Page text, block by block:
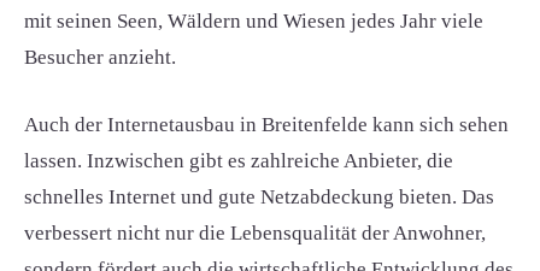
mit seinen Seen, Wäldern und Wiesen jedes Jahr viele
Besucher anzieht.
Auch der Internetausbau in Breitenfelde kann sich sehen
lassen. Inzwischen gibt es zahlreiche Anbieter, die
schnelles Internet und gute Netzabdeckung bieten. Das
verbessert nicht nur die Lebensqualität der Anwohner,